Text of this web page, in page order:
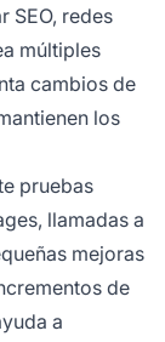
SEO, redes
múltiples
cambios de
los
pruebas
llamadas a
mejoras
de
a